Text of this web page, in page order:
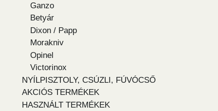
Ganzo
Betyár
Dixon / Papp
Morakniv
Opinel
Victorinox
NYÍLPISZTOLY, CSÚZLI, FÚVÓCSŐ
AKCIÓS TERMÉKEK
HASZNÁLT TERMÉKEK